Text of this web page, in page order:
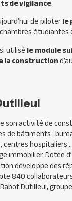
de vigilance.
de piloterle
étudiantes
utiliséle module
la construction
son activité de
de bâtiments :
immobilier. Dotée
développe des
840
Dutilleul,